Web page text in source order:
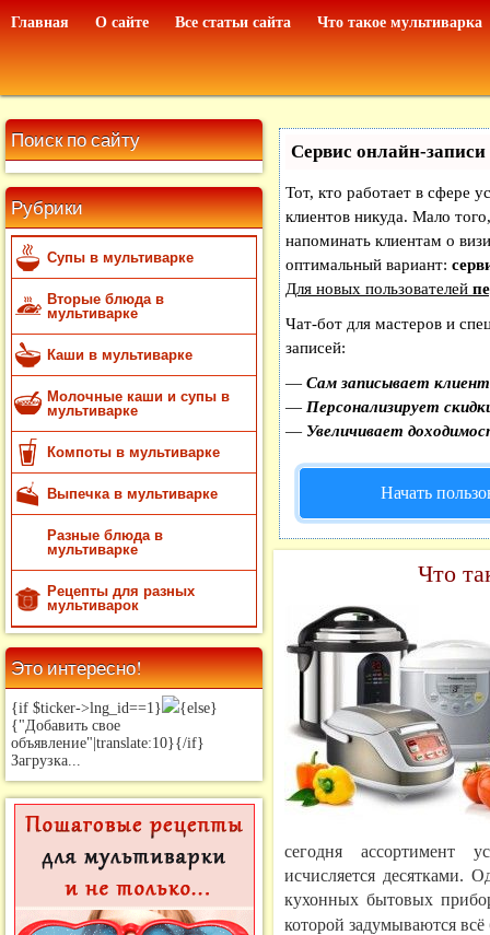
Главная О сайте Все статьи сайта Что такое мультиварка
Поиск по сайту
Рубрики
Супы в мультиварке
Вторые блюда в
мультиварке
Каши в мультиварке
Молочные каши и супы в
мультиварке
Компоты в мультиварке
Выпечка в мультиварке
Разные блюда в
мультиварке
Рецепты для разных
мультиварок
Это интересно!
{if $ticker->lng_id==1}
{else}
{"Добавить свое
объявление"|translate:10}{/if}
Загрузка...
Сервис онлайн-записи
Тот, кто работает в сфере
клиентов никуда. Мало
напоминать клиентам о
оптимальный вариант:
Для новых пользователей
Чат-бот для мастеров и
записей:
— Сам записывает
— Персонализирует
— Увеличивает
Начать
Что
сегодня ассортимент
исчисляется десятками.
кухонных бытовых
которой задумываются всё